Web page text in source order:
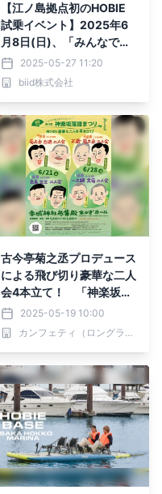
【江ノ島拠点初のHOBIE
試乗イベント】2025年6
月8日(日)、「みんなで足
漕ぎボートに乗ってみよ
う！ HOBIE水遊び体験
会」を開催いたします。
2025-05-27 11:20
biid株式会社
古今亭菊之丞プロデュース
による飛び切り豪華な二人
会4本立て！ 「神楽坂落
語まつり」今年も開催決定
2025-05-19 10:00
カンフェティ（ロングランプランニング株式会社）